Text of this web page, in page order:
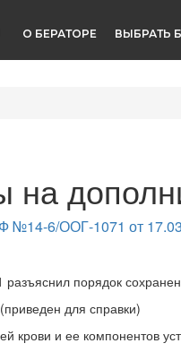
О БЕРАТОРЕ ВЫБРАТЬ
№14-6/ООГ-1071 от
порядок
для справки)
крови и ее компонентов